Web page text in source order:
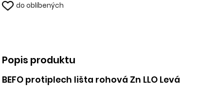
do oblíbených
Popis produktu
BEFO protiplech lišta rohová Zn LLO Levá